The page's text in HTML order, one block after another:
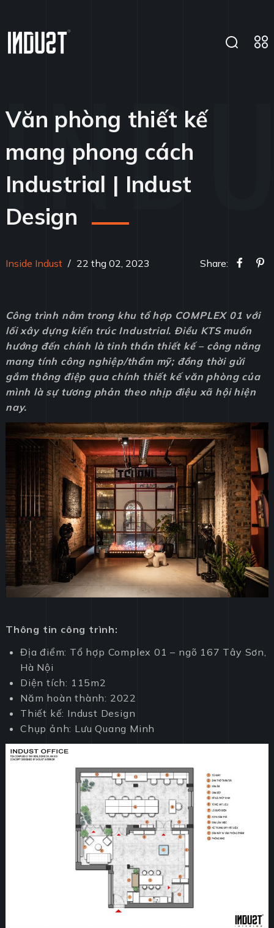
Văn phòng thiết kế
mang phong cách
Industrial | Indust
Design
Inside Indust / 22 thg 02, 2023 Share:
Công trình nằm trong khu tổ hợp COMPLEX 01 với
lối xây dựng kiến trúc Industrial. Điều KTS muốn
hướng đến chính là tinh thần thiết kế – công năng
mang tính công nghiệp/thẩm mỹ; đồng thời gửi
gắm thông điệp qua chính thiết kế văn phòng của
mình là sự tương phản theo nhịp điệu xã hội hiện
nay.
Thông tin công trình:
Địa điểm: Tổ hợp Complex 01 – ngõ 167 Tây Sơn,
Hà Nội
Diện tích: 115m2
Năm hoàn thành: 2022
Thiết kế: Indust Design
Chụp ảnh: Lưu Quang Minh